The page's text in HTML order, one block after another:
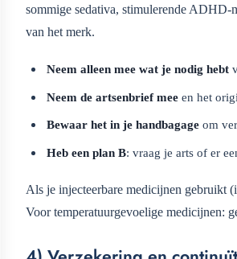
sommige sedativa, stimulerende ADHD-
van het merk.
Neem alleen mee wat je nodig hebt
Neem de artsenbrief mee en het
Bewaar het in je handbagage om
Heb een plan B: vraag je arts of er
Als je injecteerbare medicijnen gebruikt
Voor temperatuurgevoelige medicijnen: